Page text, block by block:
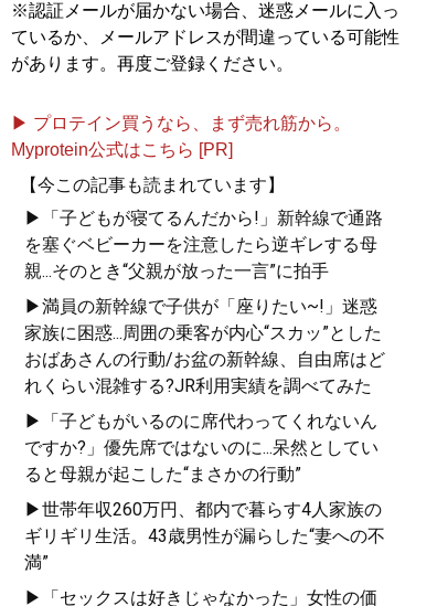
※認証メールが届かない場合、迷惑メールに入っ
ているか、メールアドレスが間違っている可能性
があります。再度ご登録ください。
▶ プロテイン買うなら、まず売れ筋から。
Myprotein公式はこちら [PR]
【今この記事も読まれています】
▶「子どもが寝てるんだから!」新幹線で通路
を塞ぐベビーカーを注意したら逆ギレする母
親...そのとき“父親が放った一言”に拍手
▶満員の新幹線で子供が「座りたい~!」迷惑
家族に困惑...周囲の乗客が内心“スカッ”とした
おばあさんの行動/お盆の新幹線、自由席はど
れくらい混雑する?JR利用実績を調べてみた
▶「子どもがいるのに席代わってくれないん
ですか?」優先席ではないのに...呆然としてい
ると母親が起こした“まさかの行動”
▶世帯年収260万円、都内で暮らす4人家族の
ギリギリ生活。43歳男性が漏らした“妻への不
満”
▶「セックスは好きじゃなかった」女性の価